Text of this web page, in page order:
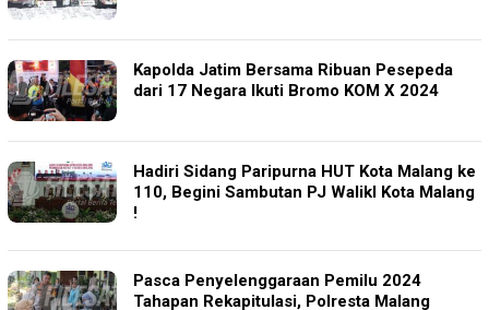
Kapolda Jatim Bersama Ribuan Pesepeda
dari 17 Negara Ikuti Bromo KOM X 2024
Hadiri Sidang Paripurna HUT Kota Malang ke
110, Begini Sambutan PJ Walikl Kota Malang
!
Pasca Penyelenggaraan Pemilu 2024
Tahapan Rekapitulasi, Polresta Malang